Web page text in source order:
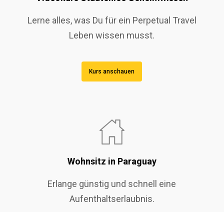
Lerne alles, was Du für ein Perpetual Travel
Leben wissen musst.
Kurs anschauen
Wohnsitz in Paraguay
Erlange günstig und schnell eine
Aufenthaltserlaubnis.